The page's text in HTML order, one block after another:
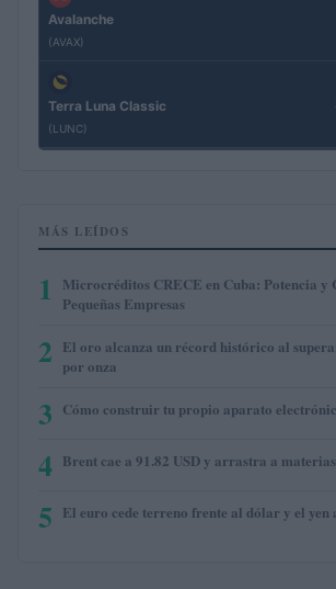
Avalanche
(AVAX)
Terra Luna Classic
(LUNC)
MÁS LEÍDOS
1
Microcréditos CRECE en Cuba: Potencia y
Pequeñas Empresas
2 El oro alcanza un récord histórico al
por onza
3 Cómo construir tu propio aparato
4 Brent cae a 91.82 USD y arrastra a
5 El euro cede terreno frente al dólar y el yen